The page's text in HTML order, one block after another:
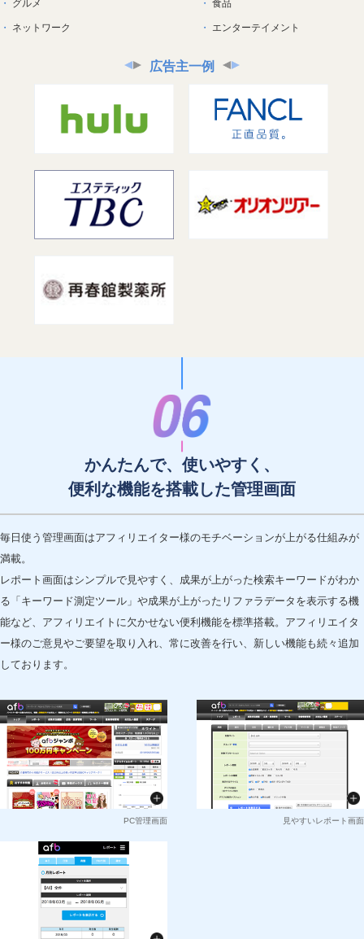
グルメ
ネットワーク
食品
エンターテイメント
広告主一例
かんたんで、使いやすく、
便利な機能を搭載した管理画面
毎日使う管理画面はアフィリエイター様のモチベーションが上がる仕組みが
満載。
レポート画面はシンプルで見やすく、成果が上がった検索キーワードがわか
る「キーワード測定ツール」や成果が上がったリファラデータを表示する機
能など、アフィリエイトに欠かせない便利機能を標準搭載。アフィリエイタ
ー様のご意見やご要望を取り入れ、常に改善を行い、新しい機能も続々追加
しております。
PC管理画面 見やすいレポート画面